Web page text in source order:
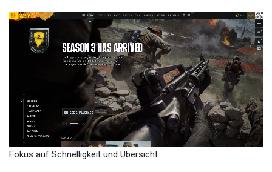
Fokus auf Schnelligkeit und Übersicht